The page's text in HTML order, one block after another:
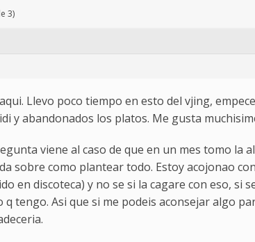
3)
Llevo poco tiempo en esto del vjing,
y abandonados los platos. Me gusta
viene al caso de que en un mes tomo
sobre como plantear todo. Estoy acojonao
en discoteca) y no se si la cagare con eso, si
q tengo. Asi que si me podeis aconsejar algo